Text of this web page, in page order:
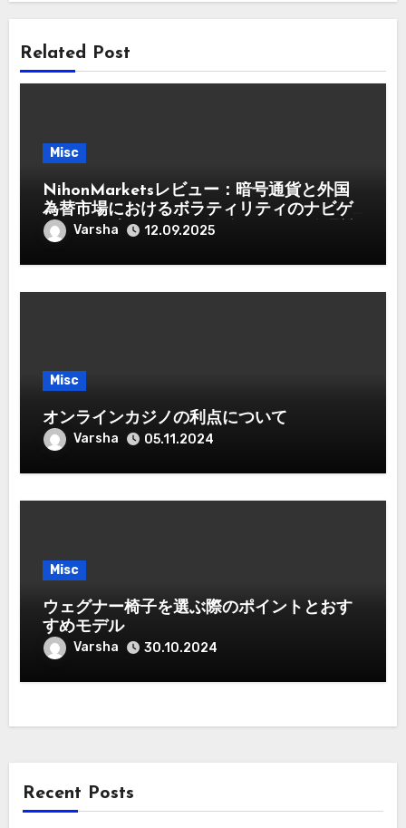
Related Post
Misc
NihonMarketsレビュー：暗号通貨と外国
為替市場におけるボラティリティのナビゲ
ート – 日本のトレーダー向けリスク管理戦
略
Varsha 12.09.2025
Misc
オンラインカジノの利点について
Varsha 05.11.2024
Misc
ウェグナー椅子を選ぶ際のポイントとおす
すめモデル
Varsha 30.10.2024
Recent Posts